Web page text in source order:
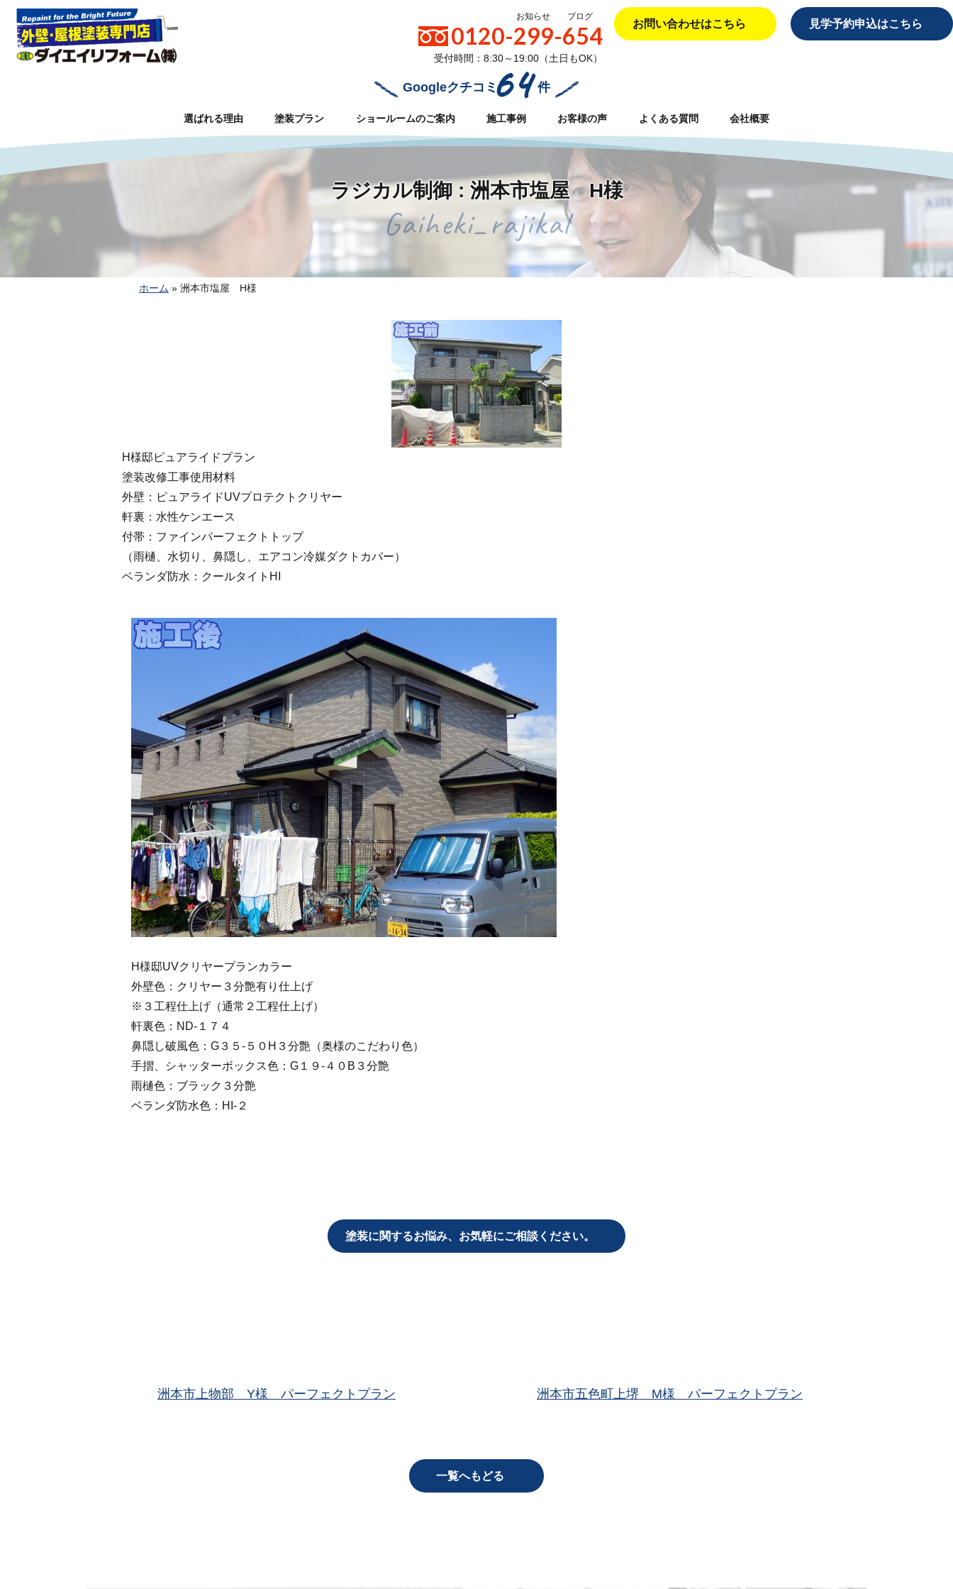
お知らせ ブログ
0120-299-654
受付時間：8:30～19:00（土日もOK）
お問い合わせはこちら 見学予約申込はこちら
Googleクチコミ64 件
選ばれる理由 塗装プラン ショールームのご案内 施工事例 お客様の声 よくある質問 会社概要
ホーム » 洲本市塩屋 H様
ラジカル制御 : 洲本市塩屋 H様
Gaiheki_rajikal
H様邸ピュアライドプラン
塗装改修工事使用材料
外壁：ピュアライドUVプロテクトクリヤー
軒裏：水性ケンエース
付帯：ファインパーフェクトトップ
（雨樋、水切り、鼻隠し、エアコン冷媒ダクトカバー）
ベランダ防水：クールタイトHI
H様邸UVクリヤープランカラー
外壁色：クリヤー３分艶有り仕上げ
※３工程仕上げ（通常２工程仕上げ）
軒裏色：ND‐１７４
鼻隠し破風色：G３５‐５０H３分艶（奥様のこだわり色）
手摺、シャッターボックス色：G１９‐４０B３分艶
雨樋色：ブラック３分艶
ベランダ防水色：HI‐２
塗装に関するお悩み、 お気軽にご相談ください。
洲本市上物部 Y様 パーフェクトプラン 洲本市五色町上堺 M様 パーフェクトプラン
一覧へもどる